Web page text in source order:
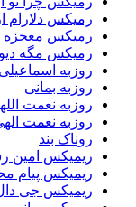
رمیکس دلارام
رمیکس معجزه
رمیکس مگه
روزبه اسماعیلی
روزبه بمانی
روزبه نعمت
روزبه نعمت
روناک بند
ریمیکس امین
ریمیکس پیام
ریمیکس جی